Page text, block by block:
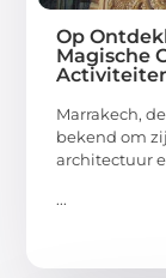
Op
Magische
Marrakech,
bekend om
architectuur
...